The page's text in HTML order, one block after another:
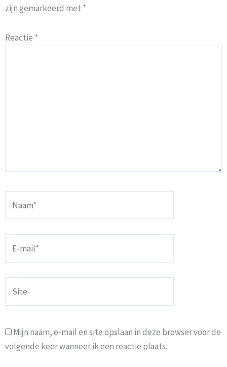
zijn gemarkeerd met *
Reactie *
mail*
Mijn naam, e-mail en site opslaan in deze browser voor de
volgende keer wanneer ik een reactie plaats.